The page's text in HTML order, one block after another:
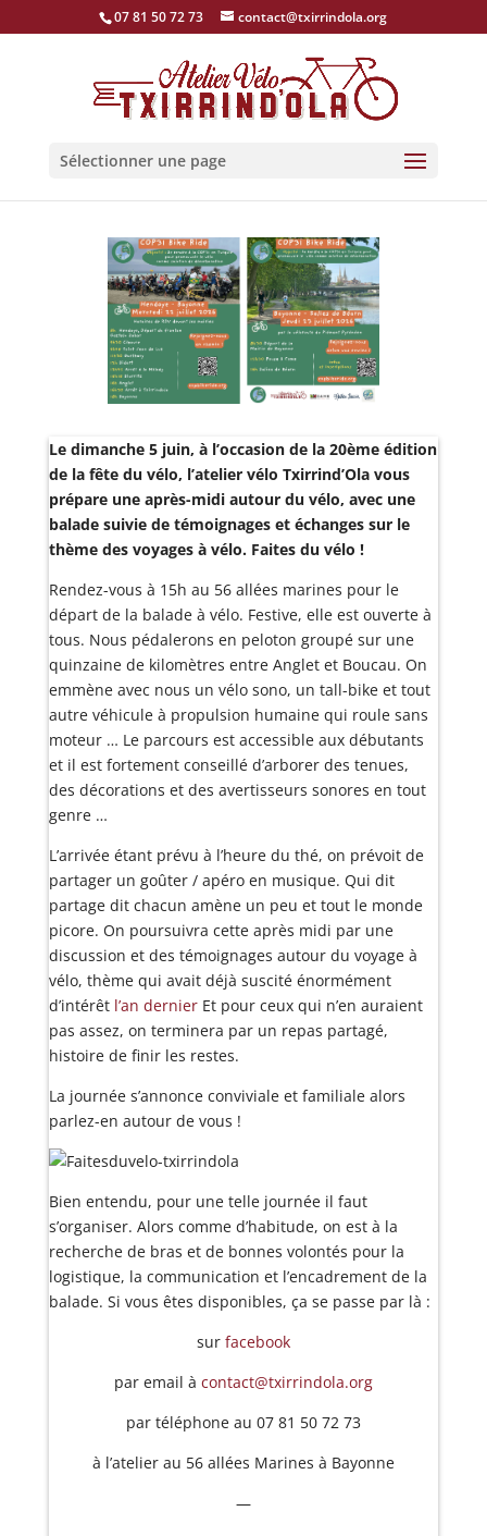
07 81 50 72 73 contact@txirrindola.org
Sélectionner une page
Le dimanche 5 juin, à l’occasion de la 20ème édition
de la fête du vélo, l’atelier vélo Txirrind’Ola vous
prépare une après-midi autour du vélo, avec une
balade suivie de témoignages et échanges sur le
thème des voyages à vélo. Faites du vélo !
Rendez-vous à 15h au 56 allées marines pour le
départ de la balade à vélo. Festive, elle est ouverte à
tous. Nous pédalerons en peloton groupé sur une
quinzaine de kilomètres entre Anglet et Boucau. On
emmène avec nous un vélo sono, un tall-bike et tout
autre véhicule à propulsion humaine qui roule sans
moteur … Le parcours est accessible aux débutants
et il est fortement conseillé d’arborer des tenues,
des décorations et des avertisseurs sonores en tout
genre …
L’arrivée étant prévu à l’heure du thé, on prévoit de
partager un goûter / apéro en musique. Qui dit
partage dit chacun amène un peu et tout le monde
picore. On poursuivra cette après midi par une
discussion et des témoignages autour du voyage à
vélo, thème qui avait déjà suscité énormément
d’intérêt l’an dernierEt pour ceux qui n’en auraient
pas assez, on terminera par un repas partagé,
histoire de finir les restes.
La journée s’annonce conviviale et familiale alors
parlez-en autour de vous !
Bien entendu, pour une telle journée il faut
s’organiser. Alors comme d’habitude, on est à la
recherche de bras et de bonnes volontés pour la
logistique, la communication et l’encadrement de la
balade. Si vous êtes disponibles, ça se passe par là :
sur facebook
par email à contact@txirrindola.org
par téléphone au 07 81 50 72 73
à l’atelier au 56 allées Marines à Bayonne
—